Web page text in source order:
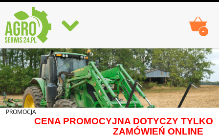
-
PROMOCJA
CENA PROMOCYJNA DOTYCZY TYLKO
ZAMÓWIEŃ ONLINE